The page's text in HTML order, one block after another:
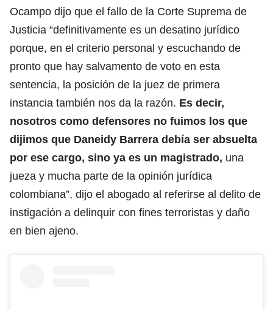
Ocampo dijo que el fallo de la Corte Suprema de
Justicia “definitivamente es un desatino jurídico
porque, en el criterio personal y escuchando de
pronto que hay salvamento de voto en esta
sentencia, la posición de la juez de primera
instancia también nos da la razón. Es decir,
nosotros como defensores no fuimos los que
dijimos que Daneidy Barrera debía ser absuelta
por ese cargo, sino ya es un magistrado, una
jueza y mucha parte de la opinión jurídica
colombiana”, dijo el abogado al referirse al delito de
instigación a delinquir con fines terroristas y daño
en bien ajeno.